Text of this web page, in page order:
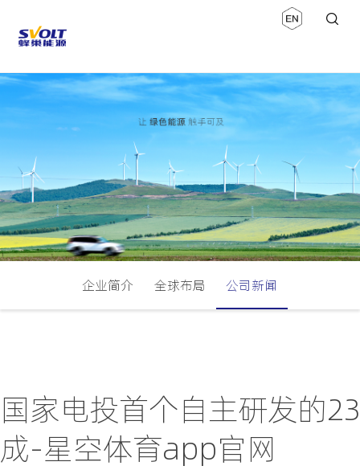
企业简介 全球布局 公司新闻
国家电投首个自主研发的
成-星空体育app官网